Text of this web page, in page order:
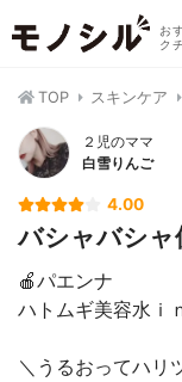
お
ク
TOP スキンケア
２児のママ
白雪りんご
4.00
バシャバシャ
🍎パエンナ
ハトムギ美容水ｉ
＼うるおってハリ